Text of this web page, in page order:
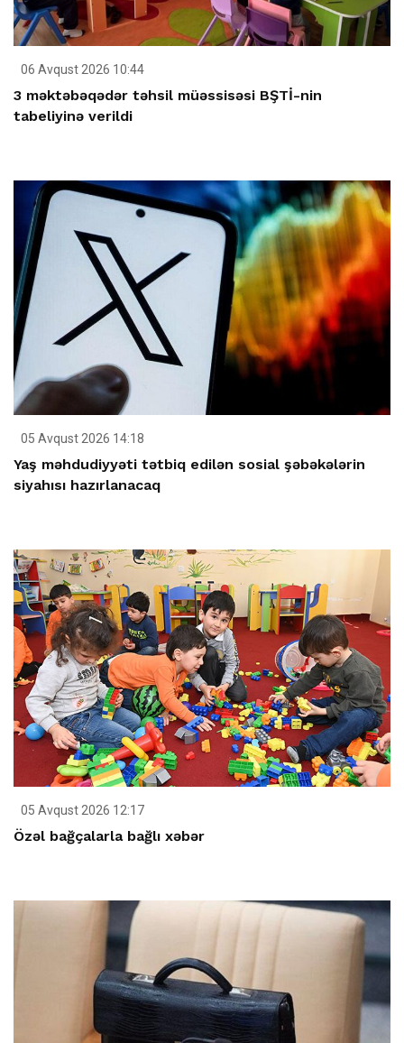
06 Avqust 2026 10:44
3 məktəbəqədər təhsil müəssisəsi BŞTİ-nin
tabeliyinə verildi
05 Avqust 2026 14:18
Yaş məhdudiyyəti tətbiq edilən sosial şəbəkələrin
siyahısı hazırlanacaq
05 Avqust 2026 12:17
Özəl bağçalarla bağlı xəbər